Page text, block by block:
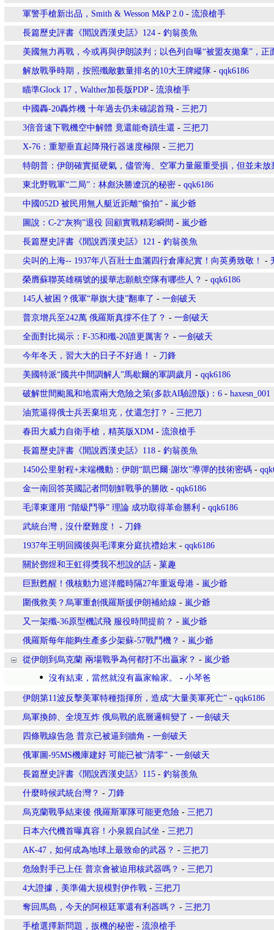
軍警手槍新出品，Smith & Wesson M&P 2.0 - 流浪槍手
長篇歷史評書《閒說西漢史話》124 - 釣翁羨魚
美國無力再戰，今或再與伊朗談判；以色列自曝“被盟友拋棄”，正
解放戰爭時期，按照殲敵數量排名的10大王牌縱隊 - qqk6186
瞄準Glock 17，Walther加長版PDP- 流浪槍手
中國轟-20轟炸機 十年過去仍未確認首飛 - 三把刀
3倍音速下戰機空中解體 竟還能奇蹟生還 - 三把刀
X-76：重塑垂直起降飛行器速度極限 - 三把刀
特朗普：伊朗確實挺硬氣，儘管海、空軍力量嚴重受損，但並未
東北野戰軍“二局”：林彪決勝遼沉的秘密 - qqk6186
中國052D 被民用無人艇近距離“偷拍” - 嵐少爺
圖說：C-2“灰狗”退役 回顧實戰精彩瞬間 - 嵐少爺
長篇歷史評書《閒說西漢史話》121 - 釣翁羨魚
尖叫的上海-- 1937年八百壯士血灑四行倉庫紀實！向英勇致敬！ -
榮膺蘇聯英雄稱號的援華志願航空隊有哪些人？ - qqk6186
145人被困？俄軍“舉旗大捷”翻車了 - 一劍破天
普京增兵至242萬 俄羅斯真撐不住了？ - 一劍破天
全面對比揭示：F-35和殲-20誰更厲害？ - 一劍破天
今年冬天，習大大的日子不好過！ - 刀鋒
美國特派“國共中間調解人”馬歇爾的軍調歲月 - qqk6186
破解世間颱風和地震兩大危險之策(多款AI驗證版)：6 - haxesn_001
油荒逼得俄士兵丟棄坦克，仗還怎打？ - 三把刀
春田大威力自衛手槍，精英版XDM - 流浪槍手
長篇歷史評書《閒說西漢史話》118 - 釣翁羨魚
1450公里射程+末端機動：伊朗“凱巴爾·謝坎”導彈的技術密碼 -
金一南回答英國記者問朝鮮戰爭的勝敗 - qqk6186
毛澤東運用 “階級鬥爭” 理論 成功取得革命勝利 - qqk6186
武統台灣，沒什麼難度！ - 刀鋒
1937年王明回國後與毛澤東分庭抗禮始末 - qqk6186
關於鄧煜和王虹得獎我不想說的話 - 菓趣
巨獸甦醒！俄核動力巡洋艦時隔27年重返母港 - 嵐少爺
圍俄救美？烏軍重創俄羅斯援伊朗補給線 - 嵐少爺
又一架殲-36原型機試飛 服役時間提前？ - 嵐少爺
俄羅斯每年能夠生產多少架蘇-57戰鬥機？ - 嵐少爺
從伊朗到烏克蘭 兩場戰爭為何都打不出贏家？ - 嵐少爺
沒有結束，當然就沒有贏家輸家。
- 小琴爸
伊朗第11波反擊美軍特種指揮所，造成“大量美軍死亡” - qqk6186
烏軍換帥、全境互炸 俄烏戰的底層邏輯變了 - 一劍破天
四條戰線告急 普京已被逼到牆角 - 一劍破天
俄軍圖-95MS機庫建好 可能已被“清零” - 一劍破天
長篇歷史評書《閒說西漢史話》115 - 釣翁羨魚
什麼時候武統台灣？ - 刀鋒
烏克蘭戰爭結束後 俄羅斯軍隊可能更危險 - 三把刀
日本六代機首曝真容！小泉親自試坐 - 三把刀
AK-47，如何成為地球上最致命的武器？ - 三把刀
危險對手已上任 普京會被迫用核武器嗎？ - 三把刀
4大證據，美準備大規模對伊作戰 - 三把刀
奪回馬島，今天的阿根廷軍還有利器嗎？ - 三把刀
手槍選擇新問題，扳機的秘密 - 流浪槍手